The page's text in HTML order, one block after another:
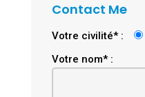
Contact Me
Votre civilité* :
Votre nom* :